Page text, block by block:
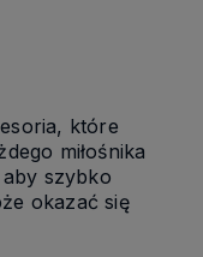
które
miłośnika
szybko
okazać się